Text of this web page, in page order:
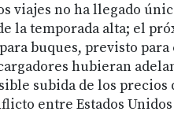
viajes no ha llegado
la temporada alta; el
para buques, previsto
hubieran
subida de los
entre Estados